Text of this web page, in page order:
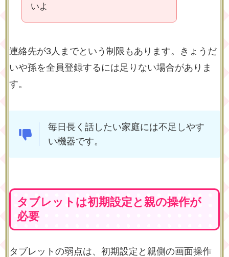
いよ
連絡先が3人までという制限もあります。きょうだ
いや孫を全員登録するには足りない場合がありま
す。
毎日長く話したい家庭には不足しやす
い機器です。
タブレットは初期設定と親の操作が
必要
タブレットの弱点は、初期設定と親側の画面操作